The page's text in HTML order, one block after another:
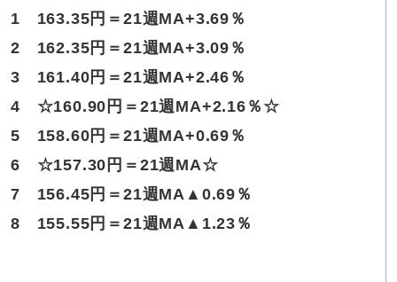
1 163.35円 ＝21週MA+3.69％
2 162.35円 ＝21週MA+3.09％
3 161.40円 ＝21週MA+2.46％
4 ☆160.90円 ＝21週MA+2.16％☆
5 158.60円 ＝21週MA+0.69％
6 ☆157.30円 ＝21週MA☆
7 156.45円 ＝21週MA▲0.69％
8 155.55円 ＝21週MA▲1.23％